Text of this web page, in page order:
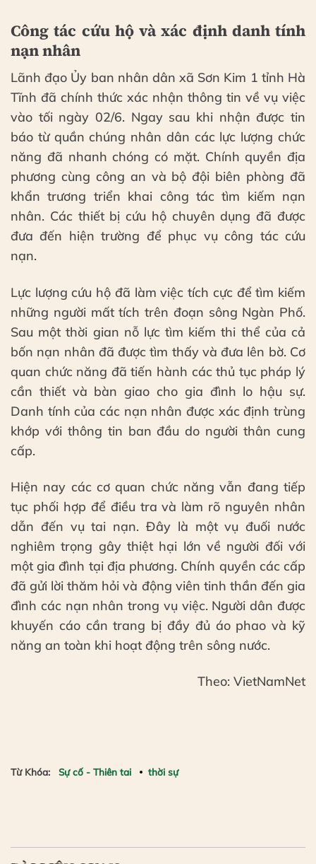
Công tác cứu hộ và xác định danh tính
nạn nhân
Lãnh đạo Ủy ban nhân dân xã Sơn Kim 1 tỉnh Hà
Tĩnh đã chính thức xác nhận thông tin về vụ việc
vào tối ngày 02/6. Ngay sau khi nhận được tin
báo từ quần chúng nhân dân các lực lượng chức
năng đã nhanh chóng có mặt. Chính quyền địa
phương cùng công an và bộ đội biên phòng đã
khẩn trương triển khai công tác tìm kiếm nạn
nhân. Các thiết bị cứu hộ chuyên dụng đã được
đưa đến hiện trường để phục vụ công tác cứu
nạn.
Lực lượng cứu hộ đã làm việc tích cực để tìm kiếm
những người mất tích trên đoạn sông Ngàn Phố.
Sau một thời gian nỗ lực tìm kiếm thi thể của cả
bốn nạn nhân đã được tìm thấy và đưa lên bờ. Cơ
quan chức năng đã tiến hành các thủ tục pháp lý
cần thiết và bàn giao cho gia đình lo hậu sự.
Danh tính của các nạn nhân được xác định trùng
khớp với thông tin ban đầu do người thân cung
cấp.
Hiện nay các cơ quan chức năng vẫn đang tiếp
tục phối hợp để điều tra và làm rõ nguyên nhân
dẫn đến vụ tai nạn. Đây là một vụ đuối nước
nghiêm trọng gây thiệt hại lớn về người đối với
một gia đình tại địa phương. Chính quyền các cấp
đã gửi lời thăm hỏi và động viên tinh thần đến gia
đình các nạn nhân trong vụ việc. Người dân được
khuyến cáo cần trang bị đầy đủ áo phao và kỹ
năng an toàn khi hoạt động trên sông nước.
Theo: VietNamNet
Từ Khóa: Sự cố - Thiên tai thời sự